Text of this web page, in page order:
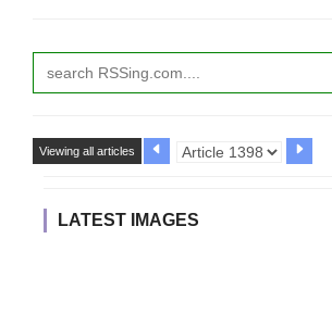
Viewing all articles
LATEST IMAGES